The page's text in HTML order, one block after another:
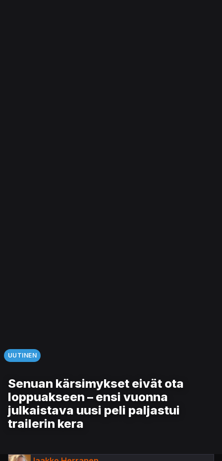
UUTINEN
Senuan kärsimykset eivät ota
loppuakseen – ensi vuonna
julkaistava uusi peli paljastui
trailerin kera